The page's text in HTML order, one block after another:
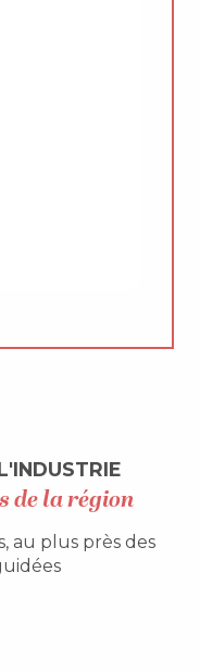
de la région
au plus près des